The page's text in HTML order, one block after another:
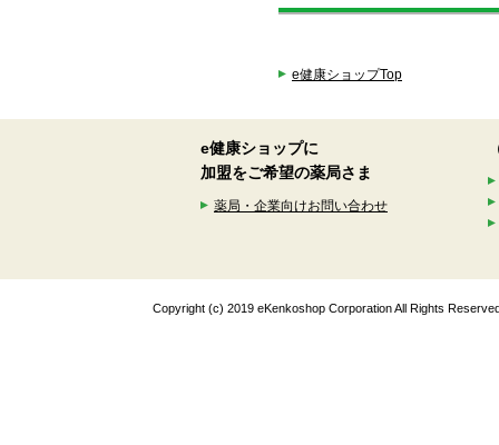
e健康ショップTop
e健康ショップに
加盟をご希望の薬局さま
薬局・企業向けお問い合わせ
Copyright (c) 2019 eKenkoshop Corporation All Rights